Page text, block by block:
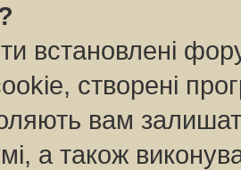
встановлені
створені
вам
а також